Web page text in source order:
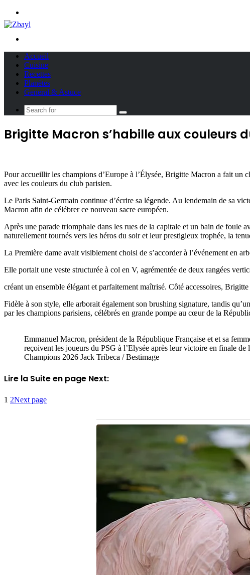
Accueil
Cuisine
Recettes
Planètes
General & Astuce
Search
Brigitte Macron s’habille aux couleurs
Pour accueillir les champions d’Europe à l’Élysée, Brigitte Macron a fait un
avec les couleurs du club parisien.
Le Paris Saint-Germain continue d’écrire sa légende. Au lendemain de sa
Macron afin de célébrer ce nouveau sacre européen.
Après une parade triomphale dans les rues de la capitale et un bain de foule
naturellement tournés vers les héros du soir et leur prestigieux trophée, la
La Première dame avait visiblement choisi de s’accorder à l’événement en
Elle portait une veste structurée à col en V, agrémentée de deux rangées
créant un ensemble élégant et parfaitement maîtrisé. Côté accessoires,
Fidèle à son style, elle arborait également son brushing signature, tandis
par les champions parisiens, célébrés en grande pompe au cœur de la
Emmanuel Macron, président de la République Française et et sa
reçoivent les joueurs du PSG à l’Elysée après leur victoire en finale de
Champions 2026 Jack Tribeca / Bestimage
Lire la Suite en page Next:
1 2Next page